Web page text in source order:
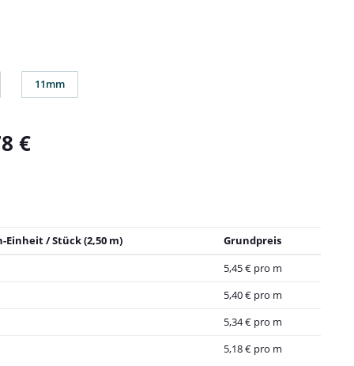
11mm
11mm
€
Einheit / Stück (2,50 m)
Grundpreis
5,45 € pro m
5,40 € pro m
5,34 € pro m
5,18 € pro m